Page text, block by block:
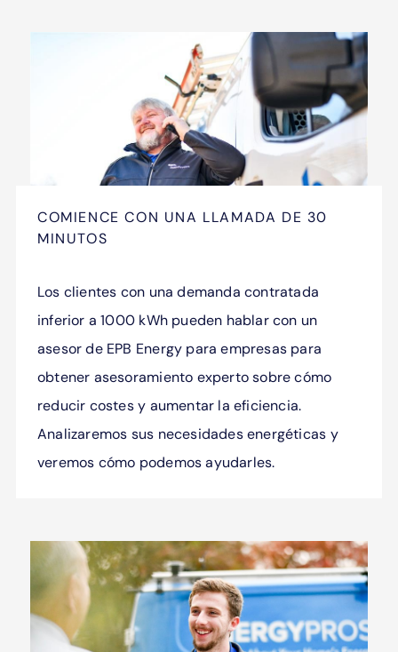
COMIENCE CON UNA LLAMADA DE 30
MINUTOS
Los clientes con una demanda contratada
inferior a 1000 kWh pueden hablar con un
asesor de EPB Energy para empresas para
obtener asesoramiento experto sobre cómo
reducir costes y aumentar la eficiencia.
Analizaremos sus necesidades energéticas y
veremos cómo podemos ayudarles.